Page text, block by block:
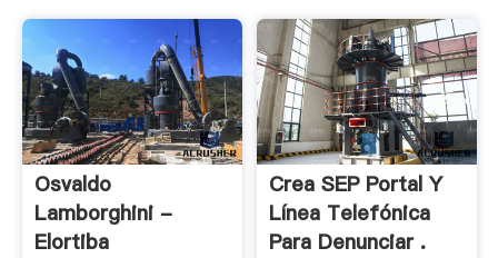
Osvaldo
Lamborghini -
Elortiba
Crea SEP Portal Y
Línea Telefónica
Para Denunciar .